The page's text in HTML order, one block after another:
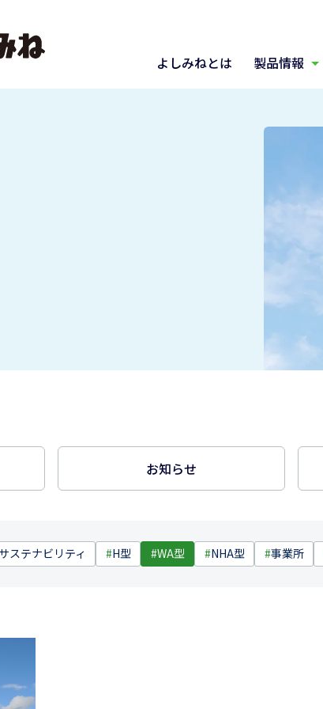
よしみねとは
製品情報
お知らせ
サステナビリティ #H型 #WA型 #NHA型 #事業所